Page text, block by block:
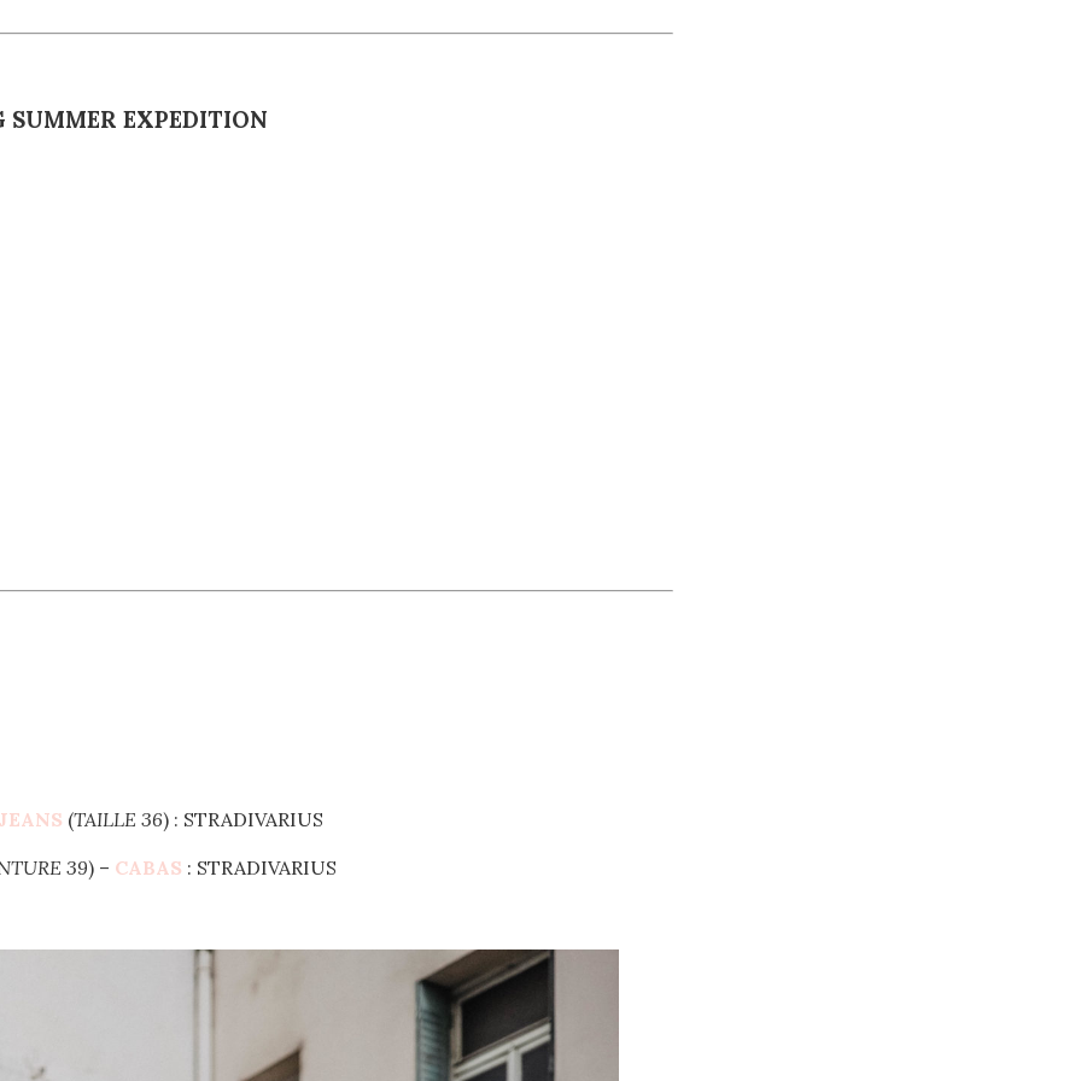
SUMMER EXPEDITION
JEANS (TAILLE 36) : STRADIVARIUS
39) – CABAS : STRADIVARIUS